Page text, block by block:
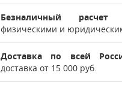
Безналичный расчет
физическими и
Доставка по всей
доставка от 15 000 руб.